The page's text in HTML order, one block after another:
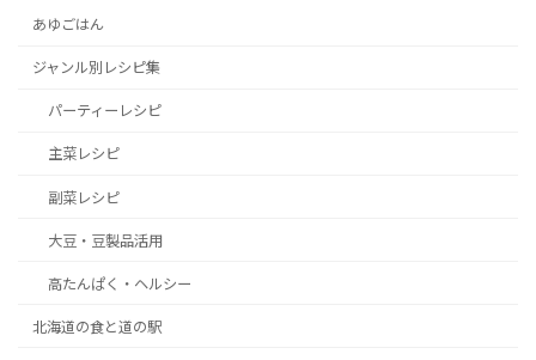
あゆごはん
ジャンル別レシピ集
パーティーレシピ
主菜レシピ
副菜レシピ
大豆・豆製品活用
高たんぱく・ヘルシー
北海道の食と道の駅